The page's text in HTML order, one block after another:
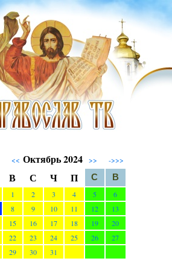
<< Октябрь 2024 >> ->>>
В С Ч П С
В
1
2 3 4 5
6
8 9 10 11 12
13
15 16 17 18 19
20
22 23 24 25 26
27
29 30 31